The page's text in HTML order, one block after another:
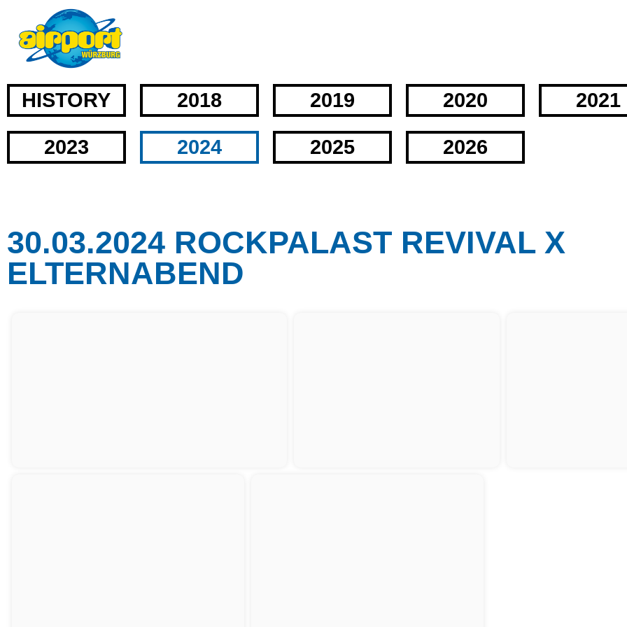
HISTORY 2018 2019 2020 2021
2023 2024 2025 2026
30.03.2024 ROCKPALAST REVIVAL X
ELTERNABEND